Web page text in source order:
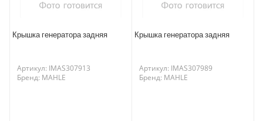
Крышка генератора задняя
Артикул: IMAS307913
Бренд: MAHLE
Крышка генератора задняя
Артикул: IMAS307989
Бренд: MAHLE